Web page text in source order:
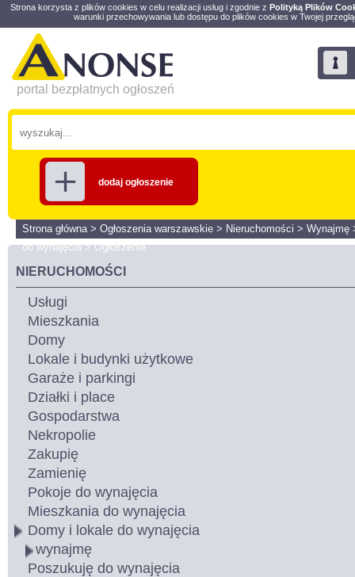
Strona korzysta z plików cookies w celu realizacji usług i zgodnie z Polityką Plików
warunki przechowywania lub dostępu do plików cookies w Twojej
portal bezpłatnych ogłoszeń
dodaj ogłoszenie
Strona główna> Ogłoszenia warszawskie > Nieruchomości > Wynajmę
do wynajęcia>Ogłoszenie
NIERUCHOMOŚCI
Usługi
Mieszkania
Domy
Lokale i budynki użytkowe
Garaże i parkingi
Działki i place
Gospodarstwa
Nekropolie
Zakupię
Zamienię
Pokoje do wynajęcia
Mieszkania do wynajęcia
Domy i lokale do wynajęcia
wynajmę
Poszukuję do wynajęcia